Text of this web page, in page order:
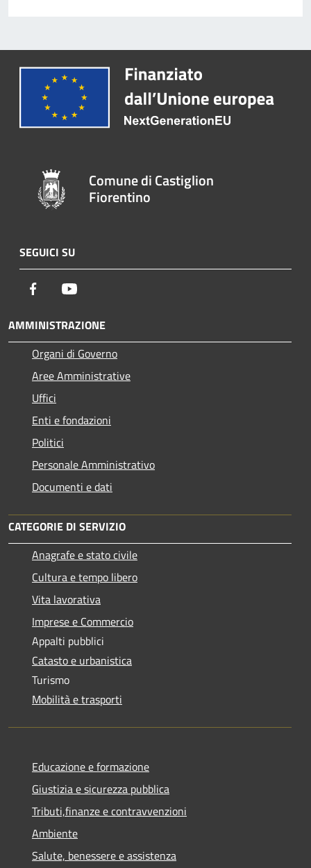
Comune di Castiglion
Fiorentino
SEGUICI SU
Facebook
AMMINISTRAZIONE
Organi di Governo
Aree Amministrative
Uffici
Enti e fondazioni
Politici
Personale Amministrativo
Documenti e dati
CATEGORIE DI SERVIZIO
Anagrafe e stato civile
Cultura e tempo libero
Vita lavorativa
Imprese e Commercio
Appalti pubblici
Catasto e urbanistica
Turismo
Mobilità e trasporti
Educazione e formazione
Giustizia e sicurezza pubblica
Tributi,finanze e contravvenzioni
Ambiente
Salute, benessere e assistenza